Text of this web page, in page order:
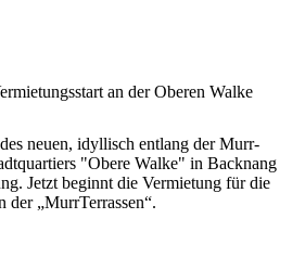
an der Oberen Walke
neuen, idyllisch entlang der Murr-
"Obere Walke" in Backnang
Jetzt beginnt die Vermietung für die
der „MurrTerrassen“.